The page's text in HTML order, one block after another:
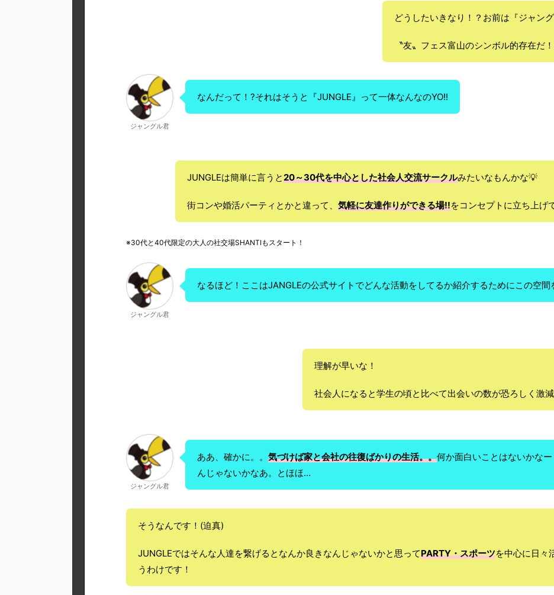
どうしたいきなり！？お前は『ジャン
〝友〟フェス富山のシンボル的存在だ！
ジャングル君
なんだって！?それはそうと『JUNGLE』って一体なんなのYO!!
JUNGLEは簡単に言うと20～30代を中心とした社会人交流サークルみたいなもんかな💡
街コンや婚活パーティとかと違って、 気軽に友達作りができる場!!をコンセプトに立ち上げ
※30代と40代限定の大人の社交場SHANTIもスタート！
ジャングル君
なるほど！ここはJANGLEの公式サイトでどんな活動をしてるか紹介するためにこの空間
理解が早いな！
社会人になると学生の頃と比べて出会いの数が恐ろしく激
ジャングル君
ああ、確かに。。 気づけば家と会社の往復ばかりの生活。。
んじゃないかなあ。とほほ…
そうなんです！(迫真)
JUNGLEではそんな人達を繋げるとなんか良きなんじゃないかと思ってPARTY・スポーツを中心に日々
うわけです！